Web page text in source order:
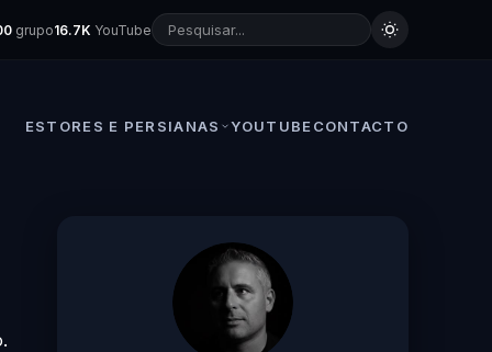
grupo16.7K YouTube
ESTORES E PERSIANAS YOUTUBE CONTACTO